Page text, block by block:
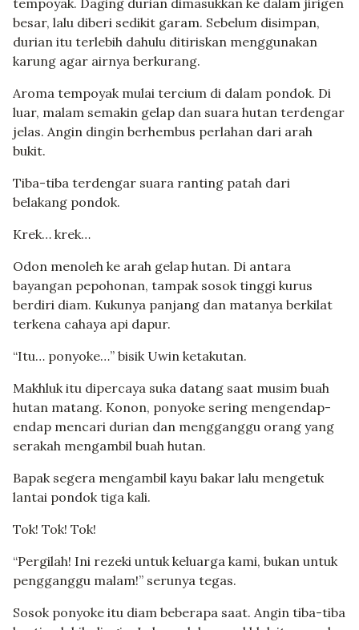
tempoyak. Daging durian dimasukkan ke dalam jirigen
besar, lalu diberi sedikit garam. Sebelum disimpan,
durian itu terlebih dahulu ditiriskan menggunakan
karung agar airnya berkurang.
Aroma tempoyak mulai tercium di dalam pondok. Di
luar, malam semakin gelap dan suara hutan terdengar
jelas. Angin dingin berhembus perlahan dari arah
bukit.
Tiba-tiba terdengar suara ranting patah dari
belakang pondok.
Krek… krek…
Odon menoleh ke arah gelap hutan. Di antara
bayangan pepohonan, tampak sosok tinggi kurus
berdiri diam. Kukunya panjang dan matanya berkilat
terkena cahaya api dapur.
“Itu… ponyoke…” bisik Uwin ketakutan.
Makhluk itu dipercaya suka datang saat musim buah
hutan matang. Konon, ponyoke sering mengendap-
endap mencari durian dan mengganggu orang yang
serakah mengambil buah hutan.
Bapak segera mengambil kayu bakar lalu mengetuk
lantai pondok tiga kali.
Tok! Tok! Tok!
“Pergilah! Ini rezeki untuk keluarga kami, bukan untuk
pengganggu malam!” serunya tegas.
Sosok ponyoke itu diam beberapa saat. Angin tiba-tiba